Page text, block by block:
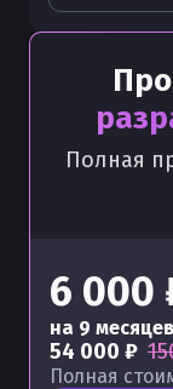
Полная
6 000
на 9 месяцев
54 000 ₽
Полная